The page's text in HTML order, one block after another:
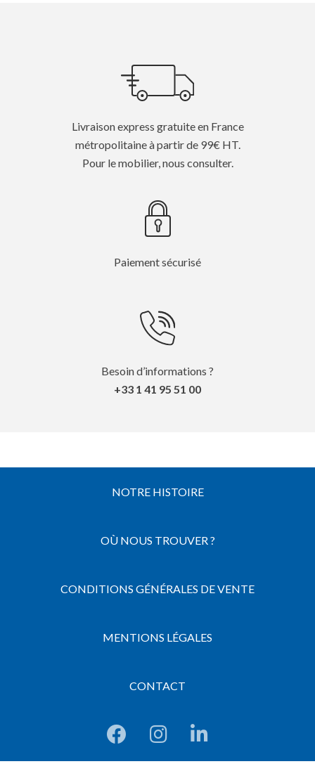
Livraison express gratuite en France
métropolitaine à partir de 99€ HT.
Pour le mobilier, nous consulter.
Paiement sécurisé
Besoin d’informations ?
+33 1 41 95 51 00
NOTRE HISTOIRE
OÙ NOUS TROUVER ?
CONDITIONS GÉNÉRALES DE VENTE
MENTIONS LÉGALES
CONTACT